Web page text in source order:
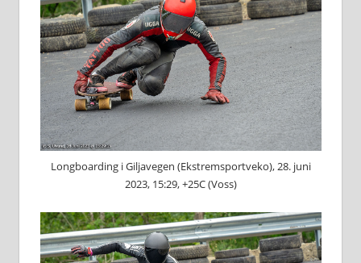
Longboarding i Giljavegen (Ekstremsportveko), 28. juni
2023, 15:29, +25C (Voss)